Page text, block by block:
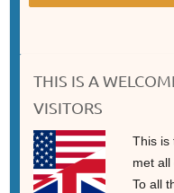
THIS IS A
VISITORS
This is
met all
To all